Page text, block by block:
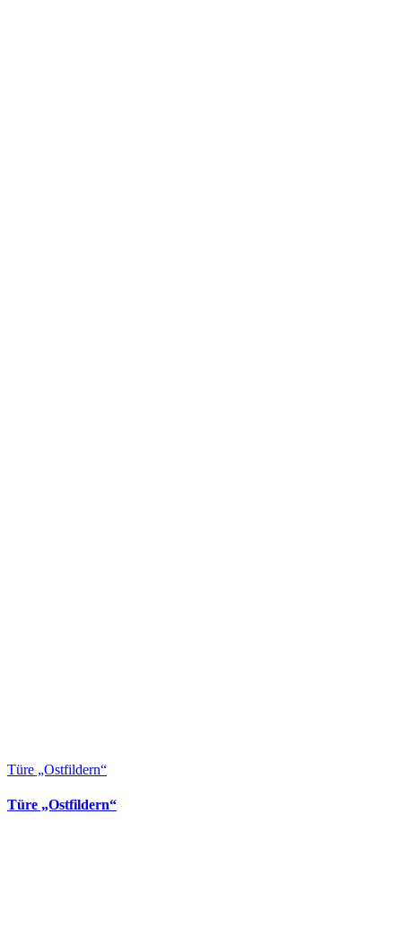
Türe „Ostfildern“
Türe „Ostfildern“